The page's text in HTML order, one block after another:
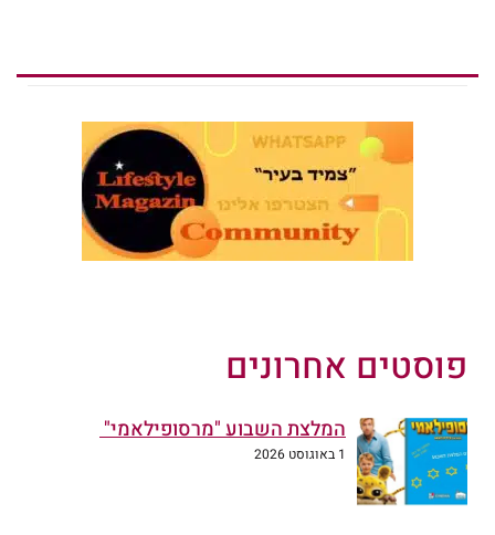
פוסטים אחרונים
המלצת השבוע "מרסופילאמי"
1 באוגוסט 2026